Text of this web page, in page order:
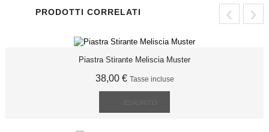
PRODOTTI CORRELATI ‹ ›
Piastra Stirante Meliscia Muster
38,00 € Tasse incluse